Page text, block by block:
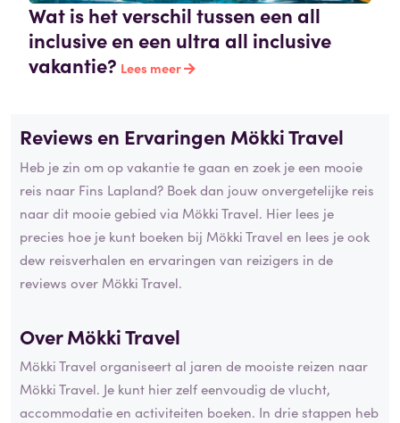
Wat is het verschil tussen een all
inclusive en een ultra all inclusive
vakantie? Lees meer
Reviews en Ervaringen Mökki Travel
Heb je zin om op vakantie te gaan en zoek je een mooie
reis naar Fins Lapland? Boek dan jouw onvergetelijke reis
naar dit mooie gebied via Mökki Travel. Hier lees je
precies hoe je kunt boeken bij Mökki Travel en lees je ook
dew reisverhalen en ervaringen van reizigers in de
reviews over Mökki Travel.
Over Mökki Travel
Mökki Travel organiseert al jaren de mooiste reizen naar
Mökki Travel. Je kunt hier zelf eenvoudig de vlucht,
accommodatie en activiteiten boeken. In drie stappen heb